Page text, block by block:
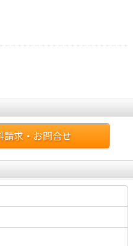
求・お問合せ